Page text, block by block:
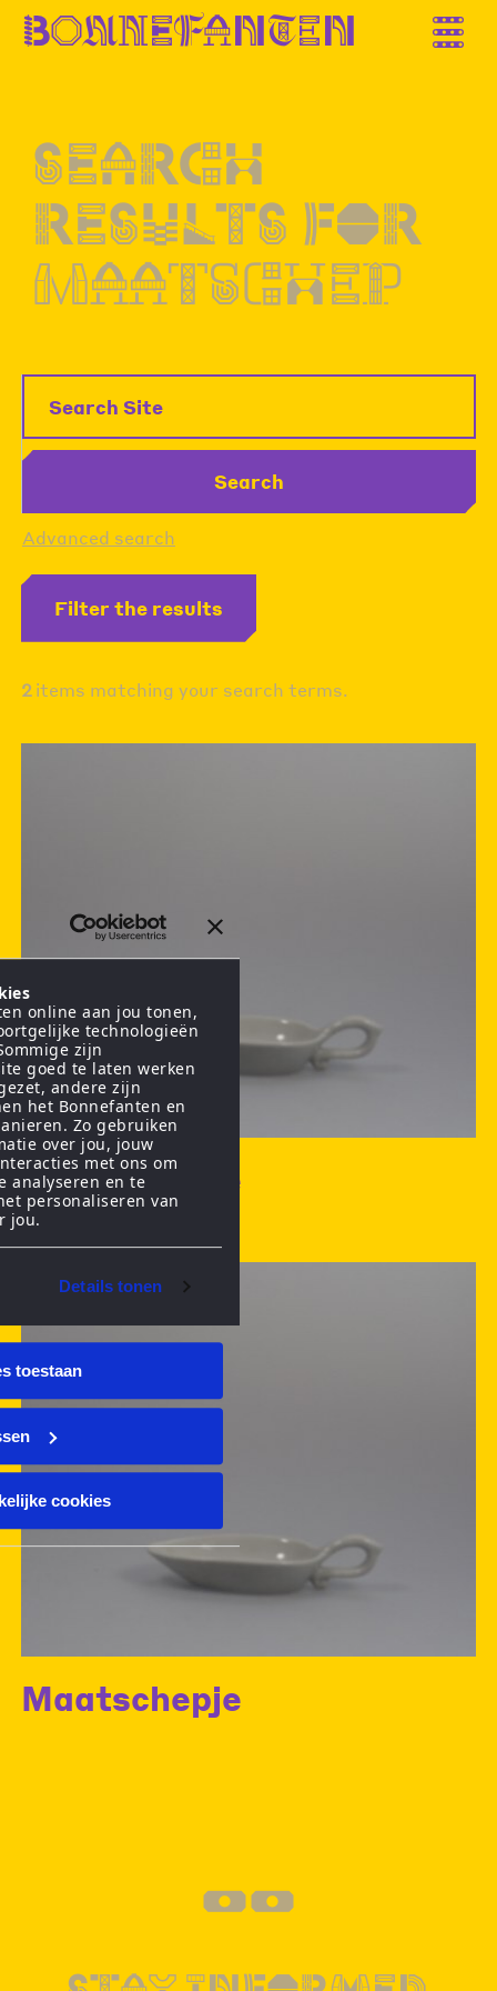
online aan jou tonen,
technologieën
zijn
goed te laten werken
andere zijn
het Bonnefanten en
Zo gebruiken
over jou, jouw
met ons om
analyseren en te
personaliseren van
jou.
Details tonen
toestaan
cookies
Bonnefanten
Search
results for
maatschep
Search
Advanced search
Filter the results
2items matching your search terms.
Maatschepje
Maatschepje
--